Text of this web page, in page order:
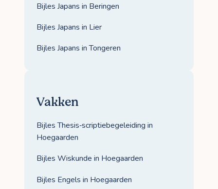
Bijles Japans in Beringen
Bijles Japans in Lier
Bijles Japans in Tongeren
Vakken
Bijles Thesis‑scriptiebegeleiding in
Hoegaarden
Bijles Wiskunde in Hoegaarden
Bijles Engels in Hoegaarden